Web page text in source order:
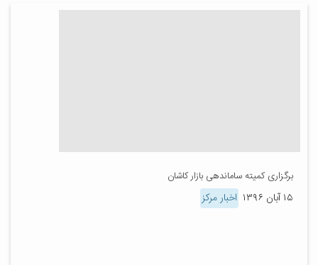
برگزاری کمیته ساماندهی بازار کاشان
۱۵ آبان ۱۳۹۶ اخبار مرکز